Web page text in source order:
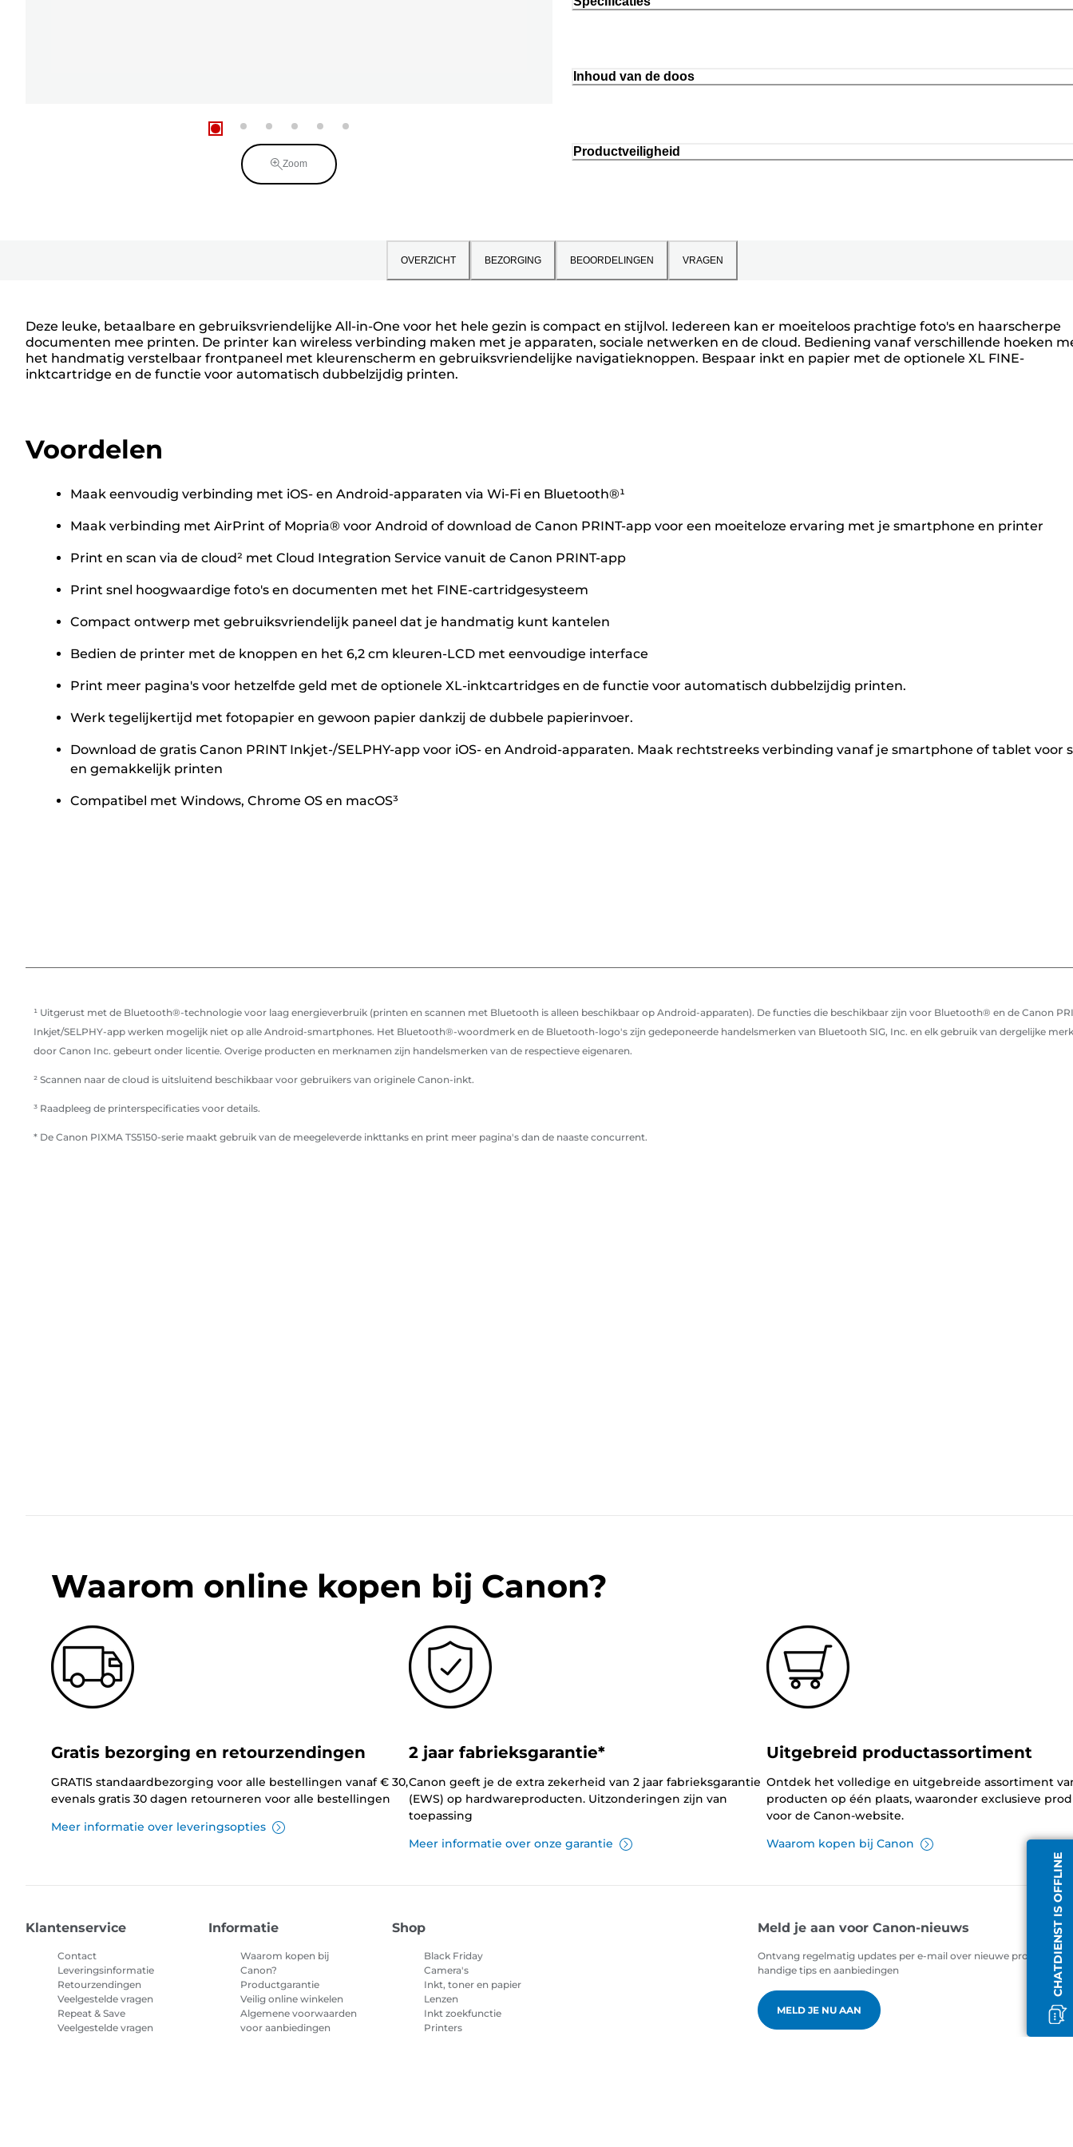
Zoom
Inhoud van de doos
Productveiligheid
OVERZICHT BEZORGING BEOORDELINGEN VRAGEN
Deze leuke, betaalbare en gebruiksvriendelijke All-in-One voor het hele gezin is compact en stijlvol. Iedereen kan er moeiteloos prachtige foto's en haarscherpe
documenten mee printen. De printer kan wireless verbinding maken met je apparaten, sociale netwerken en de cloud. Bediening vanaf verschillende hoeken
het handmatig verstelbaar frontpaneel met kleurenscherm en gebruiksvriendelijke navigatieknoppen. Bespaar inkt en papier met de optionele XL FINE-
inktcartridge en de functie voor automatisch dubbelzijdig printen.
Voordelen
Maak eenvoudig verbinding met iOS- en Android-apparaten via Wi-Fi en Bluetooth®¹
Maak verbinding met AirPrint of Mopria® voor Android of download de Canon PRINT-app voor een moeiteloze ervaring met je smartphone en printer
Print en scan via de cloud² met Cloud Integration Service vanuit de Canon PRINT-app
Print snel hoogwaardige foto's en documenten met het FINE-cartridgesysteem
Compact ontwerp met gebruiksvriendelijk paneel dat je handmatig kunt kantelen
Bedien de printer met de knoppen en het 6,2 cm kleuren-LCD met eenvoudige interface
Print meer pagina's voor hetzelfde geld met de optionele XL-inktcartridges en de functie voor automatisch dubbelzijdig printen.
Werk tegelijkertijd met fotopapier en gewoon papier dankzij de dubbele papierinvoer.
Download de gratis Canon PRINT Inkjet-/SELPHY-app voor iOS- en Android-apparaten. Maak rechtstreeks verbinding vanaf je smartphone of tablet voor
en gemakkelijk printen
Compatibel met Windows, Chrome OS en macOS³
¹ Uitgerust met de Bluetooth®-technologie voor laag energieverbruik (printen en scannen met Bluetooth is alleen beschikbaar op Android-apparaten). De functies die beschikbaar zijn voor Bluetooth® en de Canon
Inkjet/SELPHY-app werken mogelijk niet op alle Android-smartphones. Het Bluetooth®-woordmerk en de Bluetooth-logo's zijn gedeponeerde handelsmerken van Bluetooth SIG, Inc. en elk gebruik van dergelijke
door Canon Inc. gebeurt onder licentie. Overige producten en merknamen zijn handelsmerken van de respectieve eigenaren.
² Scannen naar de cloud is uitsluitend beschikbaar voor gebruikers van originele Canon-inkt.
³ Raadpleeg de printerspecificaties voor details.
* De Canon PIXMA TS5150-serie maakt gebruik van de meegeleverde inkttanks en print meer pagina's dan de naaste concurrent.
CHATDIENST IS OFFLINE
Waarom online kopen bij Canon?
Gratis bezorging en retourzendingen
GRATIS standaardbezorging voor alle bestellingen vanaf € 30,
evenals gratis 30 dagen retourneren voor alle bestellingen
Meer informatie over leveringsopties
2 jaar fabrieksgarantie*
Canon geeft je de extra zekerheid van 2 jaar fabrieksgarantie
(EWS) op hardwareproducten. Uitzonderingen zijn van
toepassing
Meer informatie over onze garantie
Uitgebreid productassortiment
Ontdek het volledige en uitgebreide assortiment
producten op één plaats, waaronder exclusieve
voor de Canon-website.
Waarom kopen bij Canon
Klantenservice
Contact
Leveringsinformatie
Retourzendingen
Veelgestelde vragen
Repeat & Save
Veelgestelde vragen
Informatie
Waarom kopen bij
Canon?
Productgarantie
Veilig online winkelen
Algemene voorwaarden
voor aanbiedingen
Shop
Black Friday
Camera's
Inkt, toner en papier
Lenzen
Inkt zoekfunctie
Printers
Meld je aan voor Canon-nieuws
Ontvang regelmatig updates per e-mail over nieuwe producten,
handige tips en aanbiedingen
MELD JE NU AAN